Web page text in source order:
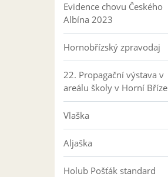
Evidence chovu Českého
Albína 2023
Hornobřízský zpravodaj
22. Propagační výstava v
areálu školy v Horní Bříze
Vlaška
Aljaška
Holub Pošťák standard